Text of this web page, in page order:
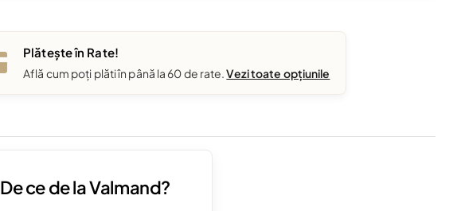
Plătește în Rate!
Află cum poți plăti în până la 60 de rate.Vezi toate opțiunile
De ce de la Valmand?